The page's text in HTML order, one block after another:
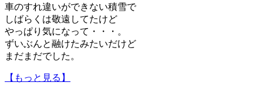
車のすれ違いができない積雪で
しばらくは敬遠してたけど
やっぱり気になって・・・。
ずいぶんと融けたみたいだけど
まだまだでした。
【もっと見る】